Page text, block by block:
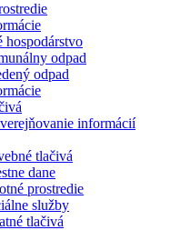
hospodárstvo
odpad
odpad
informácií
tlačivá
dane
prostredie
služby
tlačivá